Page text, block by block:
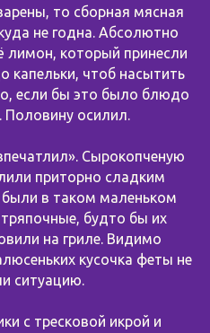
то сборная мясная
не годна. Абсолютно
лимон, который принесли
капельки, чтоб насытить
если бы это было блюдо
Половину осилил.
Сырокопченую
приторно сладким
в таком маленьком
будто бы их
на гриле. Видимо
кусочка феты не
ситуацию.
с тресковой икрой и